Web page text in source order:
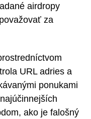
airdropy
za
URL adries a
ponukami
ako je falošný